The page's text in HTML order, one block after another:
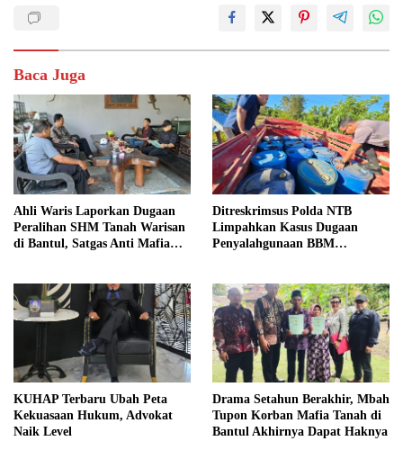
Baca Juga
Ahli Waris Laporkan Dugaan
Peralihan SHM Tanah Warisan
di Bantul, Satgas Anti Mafia
Ditreskrimsus Polda NTB
Limpahkan Kasus Dugaan
Penyalahgunaan BBM
KUHAP Terbaru Ubah Peta
Kekuasaan Hukum, Advokat
Naik Level
Drama Setahun Berakhir, Mbah
Tupon Korban Mafia Tanah di
Bantul Akhirnya Dapat Haknya